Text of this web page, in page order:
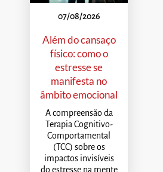
07/08/2026
Além do cansaço
físico: como o
estresse se
manifesta no
âmbito emocional
A compreensão da
Terapia Cognitivo-
Comportamental
(TCC) sobre os
impactos invisíveis
do estresse na mente